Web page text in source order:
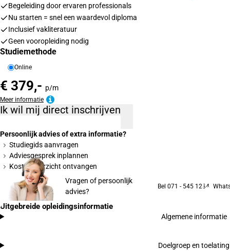
Begeleiding door ervaren professionals
Nu starten = snel een waardevol diploma
Inclusief vakliteratuur
Geen vooropleiding nodig
Studiemethode
Online
€ 379,- p/m
Meer informatie
Ik wil mij direct inschrijven
Persoonlijk advies of extra informatie?
Studiegids aanvragen
Adviesgesprek inplannen
Kostenoverzicht ontvangen
Vragen of persoonlijk
advies?
Bel 071 - 545 1234
Uitgebreide opleidingsinformatie
Algemene informatie
Doelgroep en toelating